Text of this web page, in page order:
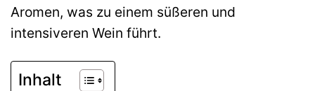
Aromen, was zu einem süßeren und
intensiveren Wein führt.
Inhalt